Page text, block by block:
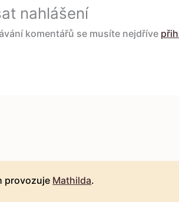
nahlášení
komentářů se musíte nejdříve
provozuje Mathilda.